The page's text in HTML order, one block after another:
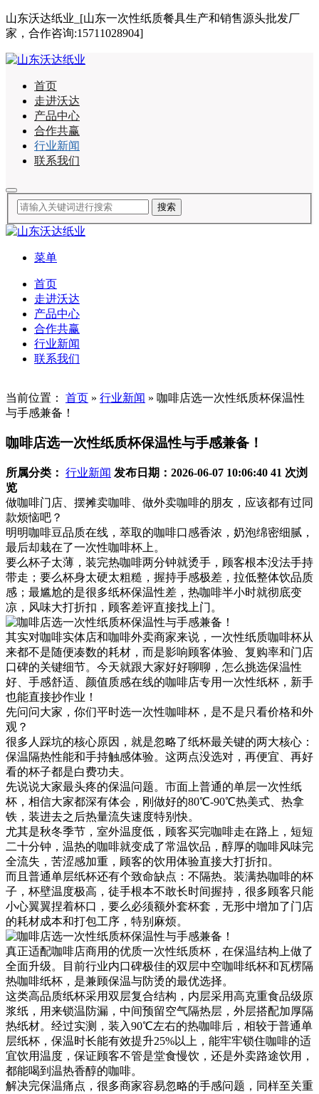
山东沃达纸业_[山东一次性纸质餐具生产和销售源头批发厂
家，合作咨询:15711028904]
首页
走进沃达
产品中心
合作共赢
行业新闻
联系我们
菜单
首页
走进沃达
产品中心
合作共赢
行业新闻
联系我们
当前位置： 首页 » 行业新闻 » 咖啡店选一次性纸质杯保温性
与手感兼备！
咖啡店选一次性纸质杯保温性与手感兼备！
所属分类： 行业新闻 发布日期：2026-06-07 10:06:40 41 次浏
览
做咖啡门店、摆摊卖咖啡、做外卖咖啡的朋友，应该都有过同
款烦恼吧？
明明咖啡豆品质在线，萃取的咖啡口感香浓，奶泡绵密细腻，
最后却栽在了一次性咖啡杯上。
要么杯子太薄，装完热咖啡两分钟就烫手，顾客根本没法手持
带走；要么杯身太硬太粗糙，握持手感极差，拉低整体饮品质
感；最尴尬的是很多纸杯保温性差，热咖啡半小时就彻底变
凉，风味大打折扣，顾客差评直接找上门。
其实对咖啡实体店和咖啡外卖商家来说，一次性纸质咖啡杯从
来都不是随便凑数的耗材，而是影响顾客体验、复购率和门店
口碑的关键细节。今天就跟大家好好聊聊，怎么挑选保温性
好、手感舒适、颜值质感在线的咖啡店专用一次性纸杯，新手
也能直接抄作业！
先问问大家，你们平时选一次性咖啡杯，是不是只看价格和外
观？
很多人踩坑的核心原因，就是忽略了纸杯最关键的两大核心：
保温隔热性能和手持触感体验。这两点没选对，再便宜、再好
看的杯子都是白费功夫。
先说说大家最头疼的保温问题。市面上普通的单层一次性纸
杯，相信大家都深有体会，刚做好的80℃-90℃热美式、热拿
铁，装进去之后热量流失速度特别快。
尤其是秋冬季节，室外温度低，顾客买完咖啡走在路上，短短
二十分钟，温热的咖啡就变成了常温饮品，醇厚的咖啡风味完
全流失，苦涩感加重，顾客的饮用体验直接大打折扣。
而且普通单层纸杯还有个致命缺点：不隔热。装满热咖啡的杯
子，杯壁温度极高，徒手根本不敢长时间握持，很多顾客只能
小心翼翼捏着杯口，要么必须额外套杯套，无形中增加了门店
的耗材成本和打包工序，特别麻烦。
真正适配咖啡店商用的优质一次性纸质杯，在保温结构上做了
全面升级。目前行业内口碑极佳的双层中空咖啡纸杯和瓦楞隔
热咖啡纸杯，是兼顾保温与防烫的最优选择。
这类高品质纸杯采用双层复合结构，内层采用高克重食品级原
浆纸，用来锁温防漏，中间预留空气隔热层，外层搭配加厚隔
热纸材。经过实测，装入90℃左右的热咖啡后，相较于普通单
层纸杯，保温时长能有效提升25%以上，能牢牢锁住咖啡的适
宜饮用温度，保证顾客不管是堂食慢饮，还是外卖路途饮用，
都能喝到温热香醇的咖啡。
解决完保温痛点，很多商家容易忽略的手感问题，同样至关重